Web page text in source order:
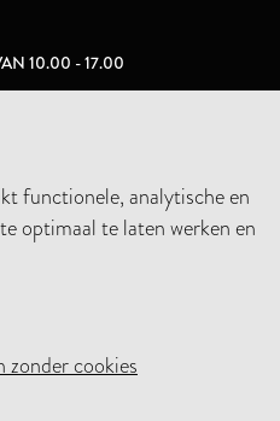
functionele, analytische en
optimaal te laten werken en
zonder cookies
10.00 - 17.00